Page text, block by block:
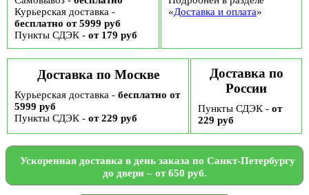
Курьерская доставка -
бесплатно от 5999 руб
Пункты СДЭК - от 179 руб
«Доставка и оплата»
Доставка по Москве
Курьерская доставка - бесплатно от
5999 руб
Пункты СДЭК - от 229 руб
Доставка по
России
Пункты СДЭК - от
229 руб
Ускоренная доставка в день заказа по Санкт-Петербургу
до двери – от 650 руб.